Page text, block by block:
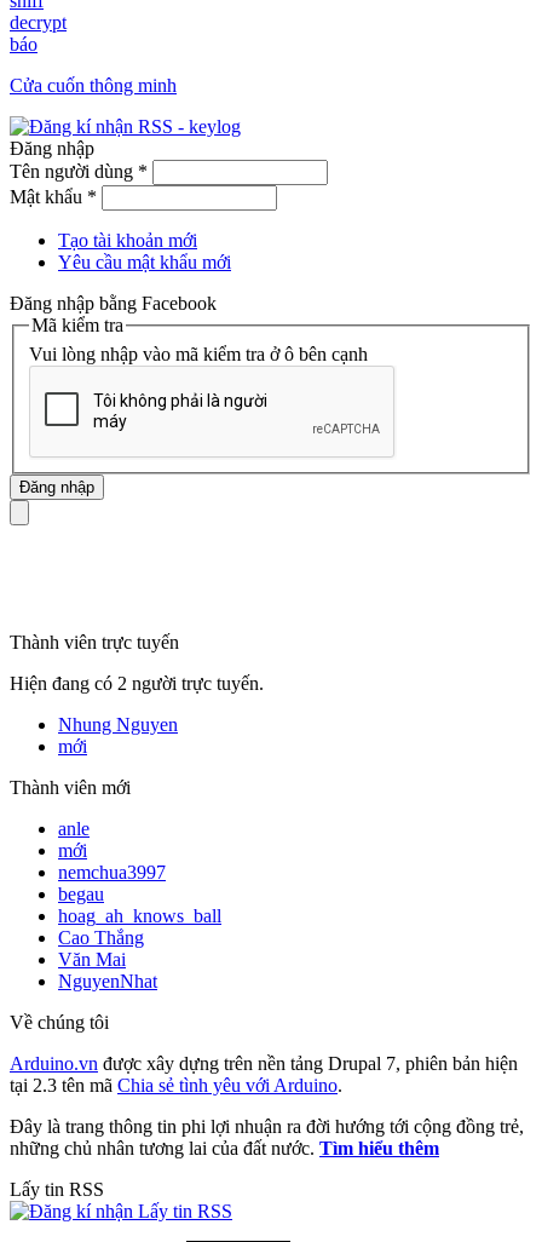
decrypt
báo
Cửa cuốn thông minh
Đăng nhập
Tên người dùng *
Mật khẩu *
Tạo tài khoản mới
Yêu cầu mật khẩu mới
Đăng nhập bằng Facebook
Mã kiểm tra
Vui lòng nhập vào mã kiểm tra ở ô bên cạnh
Thành viên trực tuyến
Hiện đang có 2 người trực tuyến.
Nhung Nguyen
mới
Thành viên mới
anle
mới
nemchua3997
begau
hoag_ah_knows_ball
Cao Thắng
Văn Mai
NguyenNhat
Về chúng tôi
Arduino.vn được xây dựng trên nền tảng Drupal 7, phiên bản hiện
tại 2.3 tên mã Chia sẻ tình yêu với Arduino.
Đây là trang thông tin phi lợi nhuận ra đời hướng tới cộng đồng trẻ,
những chủ nhân tương lai của đất nước. Tìm hiểu thêm
Lấy tin RSS